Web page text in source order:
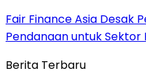
Fair Finance Asia Desak
Pendanaan untuk Sektor
Berita Terbaru